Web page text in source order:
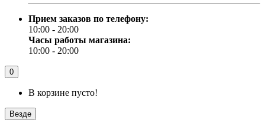
Прием заказов по телефону:
10:00 - 20:00
Часы работы магазина:
10:00 - 20:00
0
В корзине пусто!
Везде